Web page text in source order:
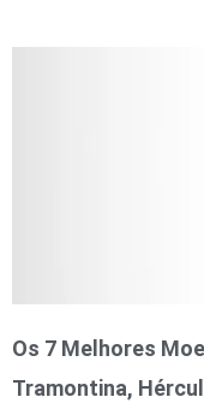
Os 7 Melhores
Tramontina,